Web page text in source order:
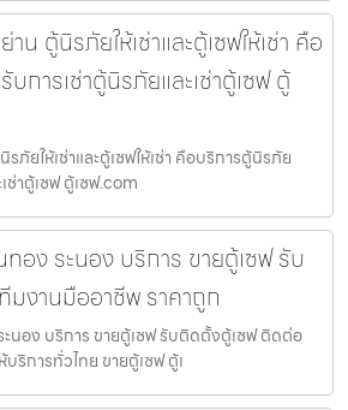
น ตู้นิรภัยให้เช่าและตู้เซฟให้เช่า คือ
การเช่าตู้นิรภัยและเช่าตู้เซฟ ตู้
ภัยให้เช่าและตู้เซฟให้เช่า คือบริการตู้นิรภัย
ช่าตู้เซฟ ตู้เซฟ.com
ทอง ระนอง บริการ ขายตู้เซฟ รับ
งานมืออาชีพ ราคาถูก
ะนอง บริการ ขายตู้เซฟ รับติดตั้งตู้เซฟ ติดต่อ
ริการทั่วไทย ขายตู้เซฟ ตู้เ